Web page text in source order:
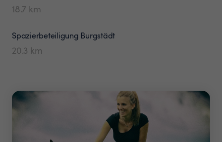
18.7 km
Spazierbeteiligung Burgstädt
20.3 km